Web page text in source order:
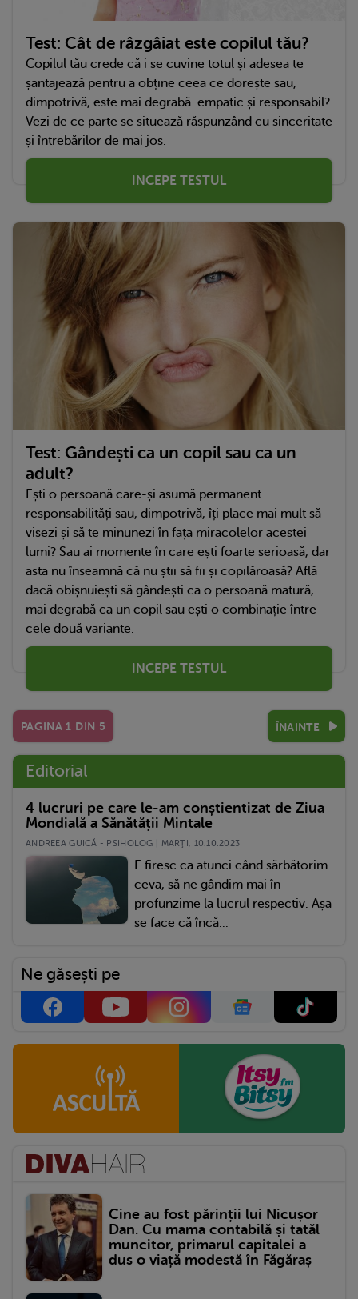
Test: Cât de râzgâiat este copilul tău?
Copilul tău crede că i se cuvine totul și adesea te
șantajează pentru a obține ceea ce dorește sau,
dimpotrivă, este mai degrabă empatic și responsabil?
Vezi de ce parte se situează răspunzând cu sinceritate
și întrebărilor de mai jos.
INCEPE TESTUL
Test: Gândești ca un copil sau ca un
adult?
Ești o persoană care-și asumă permanent
responsabilități sau, dimpotrivă, îți place mai mult să
visezi și să te minunezi în fața miracolelor acestei
lumi? Sau ai momente în care ești foarte serioasă, dar
asta nu înseamnă că nu știi să fii și copilăroasă? Află
dacă obișnuiești să gândești ca o persoană matură,
mai degrabă ca un copil sau ești o combinație între
cele două variante.
INCEPE TESTUL
PAGINA 1 DIN 5 ÎNAINTE
Editorial
4 lucruri pe care le-am conștientizat de Ziua
Mondială a Sănătății Mintale
ANDREEA GUICĂ - PSIHOLOG | MARŢI, 10.10.2023
E firesc ca atunci când sărbătorim
ceva, să ne gândim mai în
profunzime la lucrul respectiv. Așa
se face că încă...
Ne găsești pe
Cine au fost părinții lui Nicușor
Dan. Cu mama contabilă și tatăl
muncitor, primarul capitalei a
dus o viață modestă în Făgăraș